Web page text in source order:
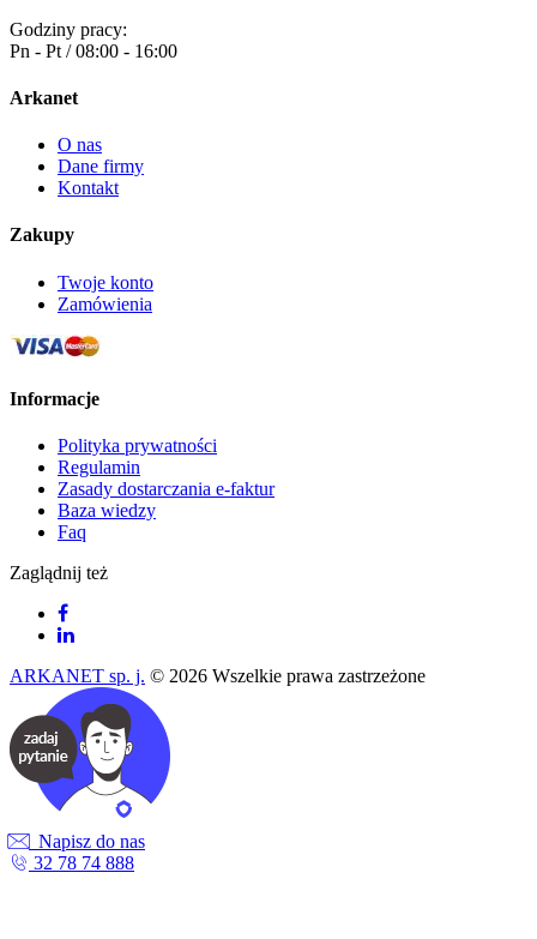
Godziny pracy:
Pn - Pt / 08:00 - 16:00
Arkanet
O nas
Dane firmy
Kontakt
Zakupy
Twoje konto
Zamówienia
Informacje
Polityka prywatności
Regulamin
Zasady dostarczania e-faktur
Baza wiedzy
Faq
Zaglądnij też
ARKANET sp. j. © 2026 Wszelkie prawa zastrzeżone
Napisz do nas
32 78 74 888